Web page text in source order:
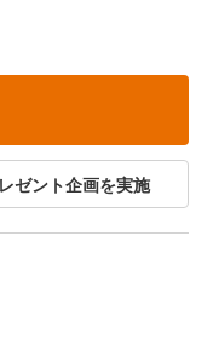
ゼント企画を実施